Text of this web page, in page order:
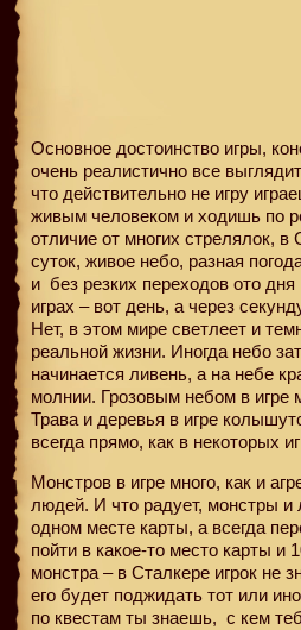
Основное достоинство игры,
очень реалистично все
что действительно не игру
живым человеком и ходишь по
отличие от многих стрелялок, в
суток, живое небо, разная
и без резких переходов ото
играх – вот день, а через
Нет, в этом мире светлеет и
реальной жизни. Иногда небо
начинается ливень, а на небе
молнии. Грозовым небом в игре
Трава и деревья в игре
всегда прямо, как в некоторых
Монстров в игре много, как и
людей. И что радует, монстры и
одном месте карты, а всегда
пойти в какое-то место карты и
монстра – в Сталкере игрок не
его будет поджидать тот или
по квестам ты знаешь, с кем